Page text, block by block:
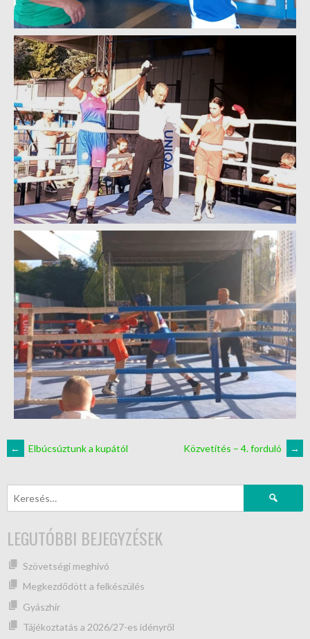
← Elbúcsúztunk a kupától Közvetítés – 4. forduló →
LEGUTÓBBI BEJEGYZÉSEK
Szövetségi meghívó
Megkezdődött a felkészülés
Gyászhír
Tájékoztatás a 2026/27-es idényről